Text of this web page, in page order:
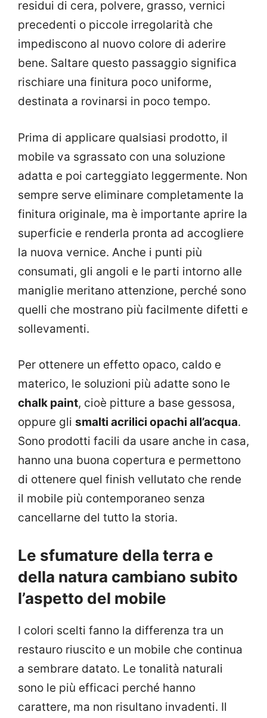
residui di cera, polvere, grasso, vernici
precedenti o piccole irregolarità che
impediscono al nuovo colore di aderire
bene. Saltare questo passaggio significa
rischiare una finitura poco uniforme,
destinata a rovinarsi in poco tempo.
Prima di applicare qualsiasi prodotto, il
mobile va sgrassato con una soluzione
adatta e poi carteggiato leggermente. Non
sempre serve eliminare completamente la
finitura originale, ma è importante aprire la
superficie e renderla pronta ad accogliere
la nuova vernice. Anche i punti più
consumati, gli angoli e le parti intorno alle
maniglie meritano attenzione, perché sono
quelli che mostrano più facilmente difetti e
sollevamenti.
Per ottenere un effetto opaco, caldo e
materico, le soluzioni più adatte sono le
chalk paint, cioè pitture a base gessosa,
oppure gli smalti acrilici opachi all’acqua.
Sono prodotti facili da usare anche in casa,
hanno una buona copertura e permettono
di ottenere quel finish vellutato che rende
il mobile più contemporaneo senza
cancellarne del tutto la storia.
Le sfumature della terra e
della natura cambiano subito
l’aspetto del mobile
I colori scelti fanno la differenza tra un
restauro riuscito e un mobile che continua
a sembrare datato. Le tonalità naturali
sono le più efficaci perché hanno
carattere, ma non risultano invadenti. Il